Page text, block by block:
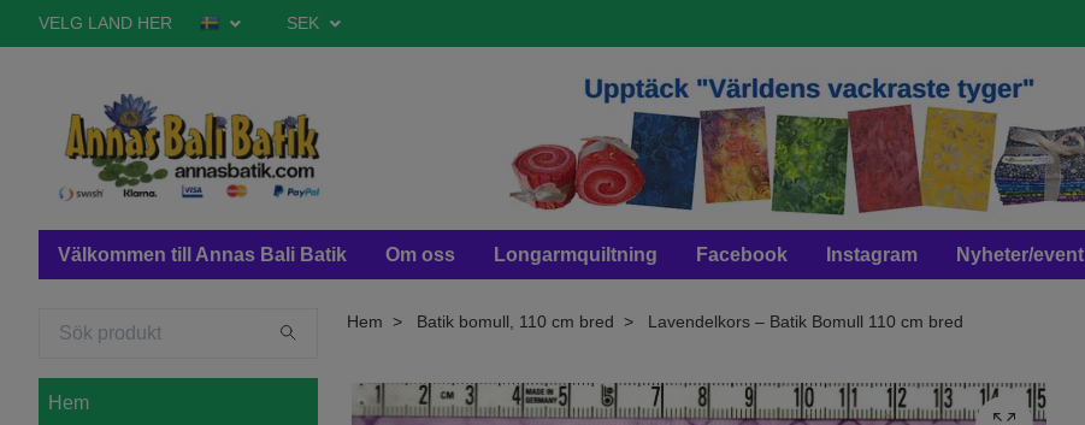
VELG LAND HER SEK
Välkommen till Annas Bali Batik Om oss Longarmquiltning Facebook Instagram Nyheter/event
Hem
Hem Batik bomull, 110 cm bred Lavendelkors – Batik Bomull 110 cm bred